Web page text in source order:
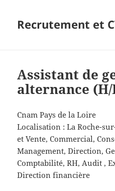
Recrutement et
Assistant de
alternance (H/
Cnam Pays de la Loire
Localisation :La Roche-
et Vente, Commercial,
Management, Direction,
Comptabilité, RH, Audit ,
Direction financière